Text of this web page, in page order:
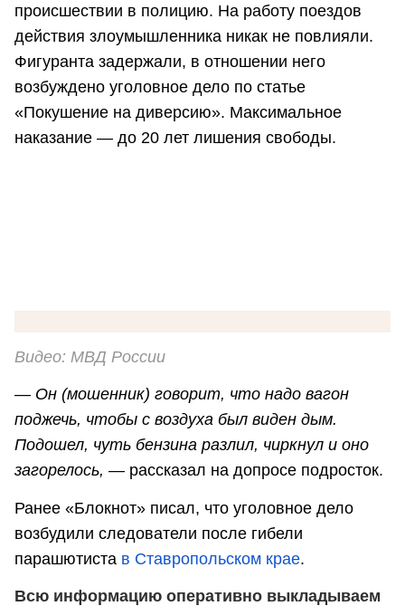
происшествии в полицию. На работу поездов
действия злоумышленника никак не повлияли.
Фигуранта задержали, в отношении него
возбуждено уголовное дело по статье
«Покушение на диверсию». Максимальное
наказание — до 20 лет лишения свободы.
Видео: МВД России
— Он (мошенник) говорит, что надо вагон
поджечь, чтобы с воздуха был виден дым.
Подошел, чуть бензина разлил, чиркнул и оно
загорелось, — рассказал на допросе подросток.
Ранее «Блокнот» писал, что уголовное дело
возбудили следователи после гибели
парашютиста в Ставропольском крае.
Всю информацию оперативно выкладываем